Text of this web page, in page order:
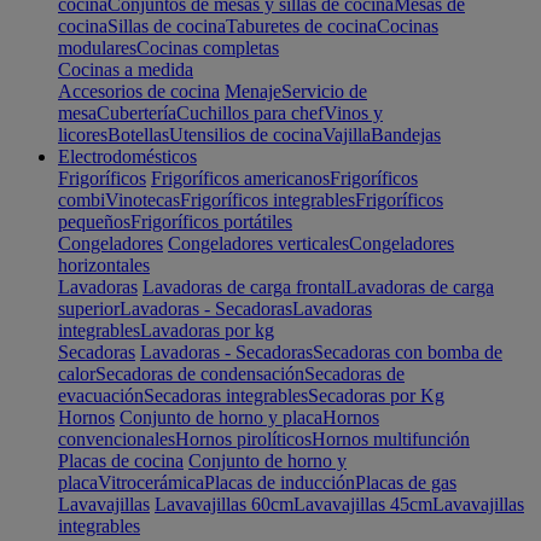
cocinaConjuntos de mesas y sillas de cocina Mesas de
cocinaSillas de cocinaTaburetes de cocinaCocinas
modularesCocinas completas
Cocinas a medida
Accesorios de cocina MenajeServicio de
mesaCuberteríaCuchillos para chefVinos y
licoresBotellasUtensilios de cocinaVajillaBandejas
Electrodomésticos
Frigoríficos Frigoríficos americanosFrigoríficos
combiVinotecasFrigoríficos integrablesFrigoríficos
pequeñosFrigoríficos portátiles
Congeladores Congeladores verticalesCongeladores
horizontales
Lavadoras Lavadoras de carga frontalLavadoras de carga
superiorLavadoras - SecadorasLavadoras
integrablesLavadoras por kg
Secadoras Lavadoras - SecadorasSecadoras con bomba de
calorSecadoras de condensaciónSecadoras de
evacuaciónSecadoras integrablesSecadoras por Kg
Hornos Conjunto de horno y placaHornos
convencionalesHornos pirolíticosHornos multifunción
Placas de cocina Conjunto de horno y
placaVitrocerámicaPlacas de inducciónPlacas de gas
Lavavajillas Lavavajillas 60cmLavavajillas 45cmLavavajillas
integrables